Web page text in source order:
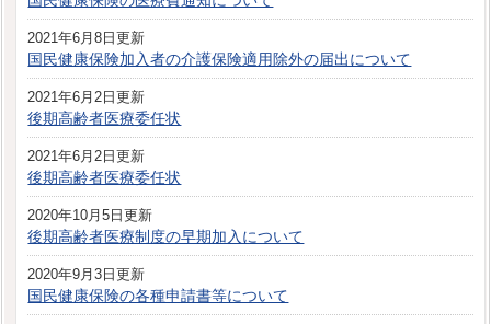
2021年6月8日更新
国民健康保険加入者の介護保険適用除外の届出について
2021年6月2日更新
後期高齢者医療委任状
2021年6月2日更新
後期高齢者医療委任状
2020年10月5日更新
後期高齢者医療制度の早期加入について
2020年9月3日更新
国民健康保険の各種申請書等について